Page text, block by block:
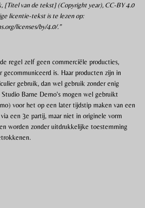
[Titel van de tekst] (Copyright year), CC-BY 4.0
licentie-tekst is te lezen op:
licenses/by/4.0/.”
regel zelf geen commerciële producties,
is. Haar producten zijn in
gebruik, dan wel gebruik zonder enig
Barne Demo's mogen wel gebruikt
voor het op een later tijdstip maken van een
een 3e partij, maar niet in originele vorm
worden zonder uitdrukkelijke toestemming